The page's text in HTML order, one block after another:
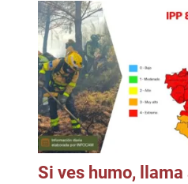
Si ves humo,